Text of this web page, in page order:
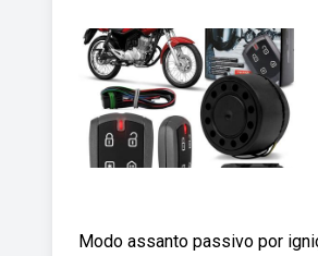
Modo assanto passivo por